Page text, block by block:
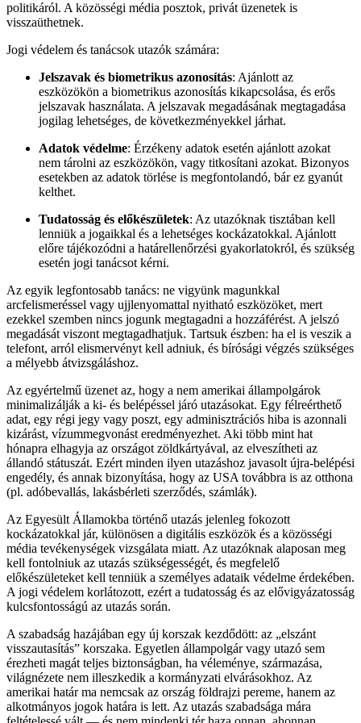
politikáról. A közösségi média posztok, privát üzenetek is
visszaüthetnek.
Jogi védelem és tanácsok utazók számára:
Jelszavak és biometrikus azonosítás: Ajánlott az
eszközökön a biometrikus azonosítás kikapcsolása, és erős
jelszavak használata. A jelszavak megadásának megtagadása
jogilag lehetséges, de következményekkel járhat.
Adatok védelme: Érzékeny adatok esetén ajánlott azokat
nem tárolni az eszközökön, vagy titkosítani azokat. Bizonyos
esetekben az adatok törlése is megfontolandó, bár ez gyanút
kelthet.
Tudatosság és előkészületek: Az utazóknak tisztában kell
lenniük a jogaikkal és a lehetséges kockázatokkal. Ajánlott
előre tájékozódni a határellenőrzési gyakorlatokról, és szükség
esetén jogi tanácsot kérni.
Az egyik legfontosabb tanács: ne vigyünk magunkkal
arcfelismeréssel vagy ujjlenyomattal nyitható eszközöket, mert
ezekkel szemben nincs jogunk megtagadni a hozzáférést. A jelszó
megadását viszont megtagadhatjuk. Tartsuk észben: ha el is veszik a
telefont, arról elismervényt kell adniuk, és bírósági végzés szükséges
a mélyebb átvizsgáláshoz.
Az egyértelmű üzenet az, hogy a nem amerikai állampolgárok
minimalizálják a ki- és belépéssel járó utazásokat. Egy félreérthető
adat, egy régi jegy vagy poszt, egy adminisztrációs hiba is azonnali
kizárást, vízummegvonást eredményezhet. Aki több mint hat
hónapra elhagyja az országot zöldkártyával, az elveszítheti az
állandó státuszát. Ezért minden ilyen utazáshoz javasolt újra-belépési
engedély, és annak bizonyítása, hogy az USA továbbra is az otthona
(pl. adóbevallás, lakásbérleti szerződés, számlák).
Az Egyesült Államokba történő utazás jelenleg fokozott
kockázatokkal jár, különösen a digitális eszközök és a közösségi
média tevékenységek vizsgálata miatt. Az utazóknak alaposan meg
kell fontolniuk az utazás szükségességét, és megfelelő
előkészületeket kell tenniük a személyes adataik védelme érdekében.
A jogi védelem korlátozott, ezért a tudatosság és az elővigyázatosság
kulcsfontosságú az utazás során.
A szabadság hazájában egy új korszak kezdődött: az „elszánt
visszautasítás” korszaka. Egyetlen állampolgár vagy utazó sem
érezheti magát teljes biztonságban, ha véleménye, származása,
világnézete nem illeszkedik a kormányzati elvárásokhoz. Az
amerikai határ ma nemcsak az ország földrajzi pereme, hanem az
alkotmányos jogok határa is lett. Az utazás szabadsága mára